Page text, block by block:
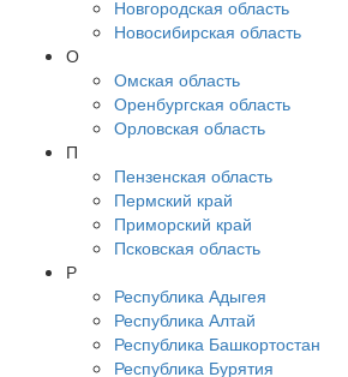
Новгородская область
Новосибирская область
О
Омская область
Оренбургская область
Орловская область
П
Пензенская область
Пермский край
Приморский край
Псковская область
Р
Республика Адыгея
Республика Алтай
Республика Башкортостан
Республика Бурятия